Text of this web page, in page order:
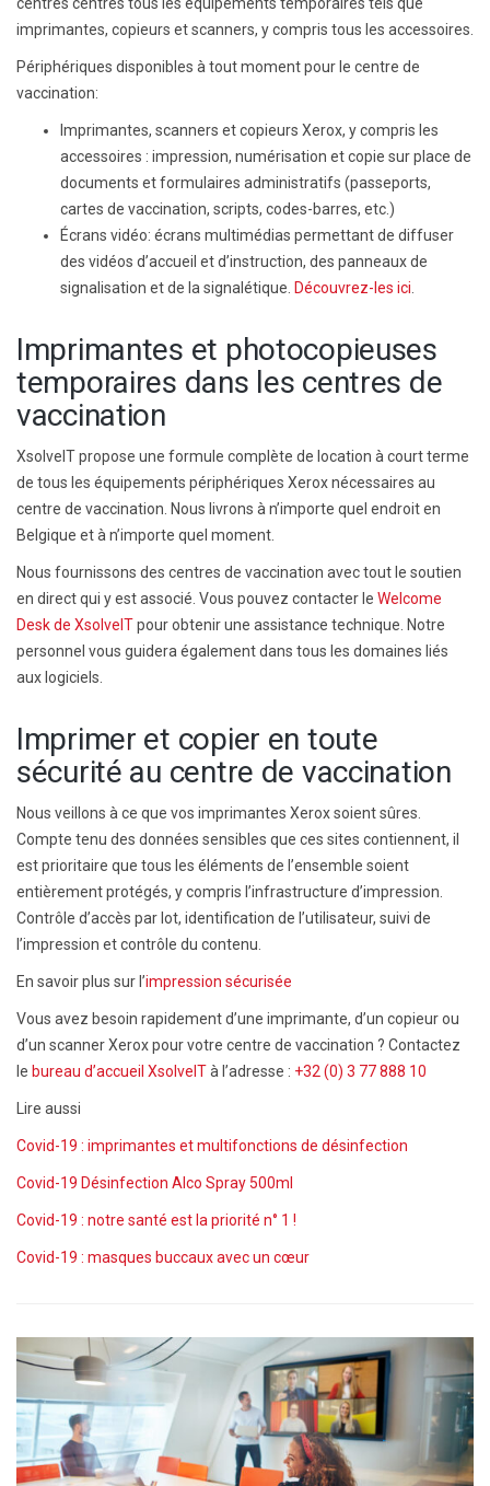
imprimantes, copieurs et scanners, y compris tous les accessoires.
Périphériques disponibles à tout moment pour le centre de
vaccination:
Imprimantes, scanners et copieurs Xerox, y compris les
accessoires : impression, numérisation et copie sur place de
documents et formulaires administratifs (passeports,
cartes de vaccination, scripts, codes-barres, etc.)
Écrans vidéo: écrans multimédias permettant de diffuser
des vidéos d’accueil et d’instruction, des panneaux de
signalisation et de la signalétique. Découvrez-les ici
Imprimantes et photocopieuses
temporaires dans les centres de
vaccination
XsolveIT propose une formule complète de location à court terme
de tous les équipements périphériques Xerox nécessaires au
centre de vaccination. Nous livrons à n’importe quel endroit en
Belgique et à n’importe quel moment.
Nous fournissons des centres de vaccination avec tout le soutien
en direct qui y est associé. Vous pouvez contacter le Welcome
Desk de XsolveITpour obtenir une assistance technique. Notre
personnel vous guidera également dans tous les domaines liés
aux logiciels.
Imprimer et copier en toute
sécurité au centre de vaccination
Nous veillons à ce que vos imprimantes Xerox soient sûres.
Compte tenu des données sensibles que ces sites contiennent, il
est prioritaire que tous les éléments de l’ensemble soient
entièrement protégés, y compris l’infrastructure d’impression.
Contrôle d’accès par lot, identification de l’utilisateur, suivi de
l’impression et contrôle du contenu.
En savoir plus sur l’impression sécurisée
Vous avez besoin rapidement d’une imprimante, d’un copieur ou
d’un scanner Xerox pour votre centre de vaccination ? Contactez
le bureau d’accueil XsolveITà l’adresse : +32 (0) 3 77 888 10
Lire aussi
Covid-19 : imprimantes et multifonctions de désinfection
Covid-19 Désinfection Alco Spray 500ml
Covid-19 : notre santé est la priorité n° 1 !
Covid-19 : masques buccaux avec un cœur